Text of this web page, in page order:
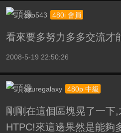
zoo543 480i 會員
看來要多努力多多交流才
2008-5-19 22:50:26
azuregalaxy 480p 中級
剛剛在這個區塊晃了一下
HTPC!來這邊果然是能夠